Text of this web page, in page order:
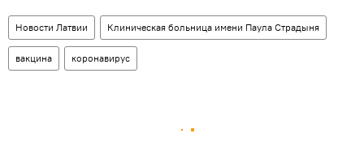
Новости Латвии Клиническая больница имени Паула Страдыня
вакцина коронавирус